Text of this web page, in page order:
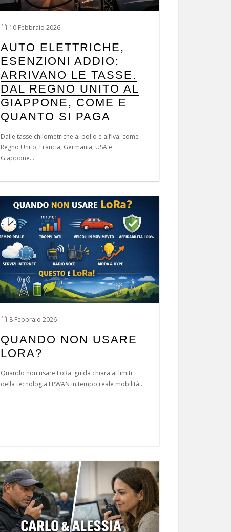
10 Febbraio 2026
AUTO ELETTRICHE,
ESENZIONI ADDIO:
ARRIVANO LE TASSE.
DAL REGNO UNITO AL
GIAPPONE, COME E
QUANTO SI PAGA
Dalle tasse chilometriche al bollo e all’Iva: come
Regno Unito, Francia, Germania, USA e
Giappone...
8 Febbraio 2026
QUANDO NON USARE
LORA?
Quando non usare LoRa: guida chiara ai limiti
della tecnologia LPWAN in tempo reale mobilità...